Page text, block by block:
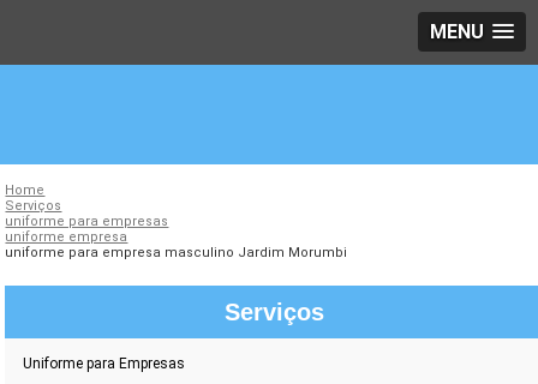
MENU
Home
Serviços
uniforme para empresas
uniforme empresa
uniforme para empresa masculino Jardim Morumbi
Serviços
Uniforme para Empresas